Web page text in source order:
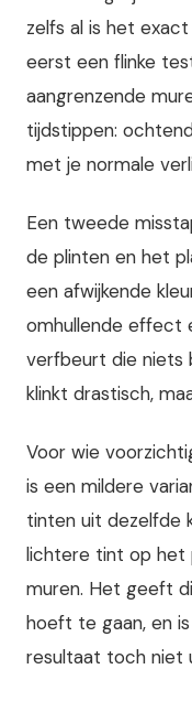
zelfs al is het
eerst een flinke
aangrenzende
tijdstippen:
met je normale
Een tweede
de plinten en het
een afwijkende
omhullende effect
verfbeurt die niets
klinkt drastisch,
Voor wie
is een mildere
tinten uit dezelfde
lichtere tint op het
muren. Het geeft
hoeft te gaan, en
resultaat toch niet